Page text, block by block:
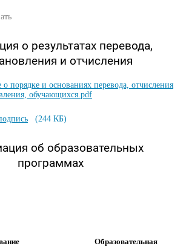
о результатах перевода,
и отчисления
порядке и основаниях перевода, отчисления
обучающихся.pdf
(244 КБ)
об образовательных
программах
Образовательная